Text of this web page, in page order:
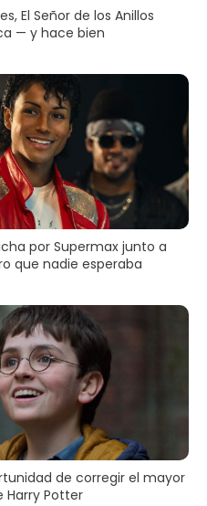
El Señor de los Anillos
— y hace bien
por Supermax junto a
que nadie esperaba
de corregir el mayor
Harry Potter